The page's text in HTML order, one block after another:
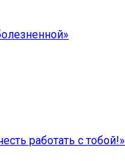
работать с тобой!»